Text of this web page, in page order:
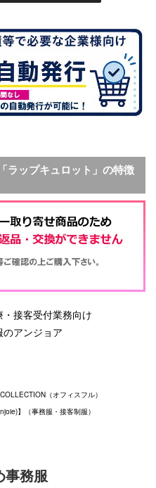
ラップキュロット」の特徴
接客受付業務向け
アンジョア
（オフィスフル）
】（事務服・接客制服）
事務服